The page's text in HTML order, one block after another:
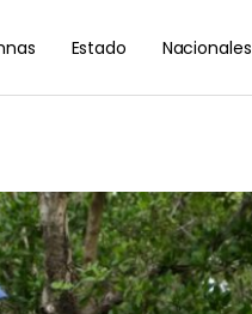
Estado Nacionales